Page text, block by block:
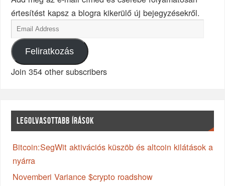
értesítést kapsz a blogra kikerülő új bejegyzésekről.
Feliratkozás
Join 354 other subscribers
LEGOLVASOTTABB ÍRÁSOK
Bitcoin:SegWit aktivációs küszöb és altcoin kilátások a
nyárra
Novemberi Variance $crypto roadshow